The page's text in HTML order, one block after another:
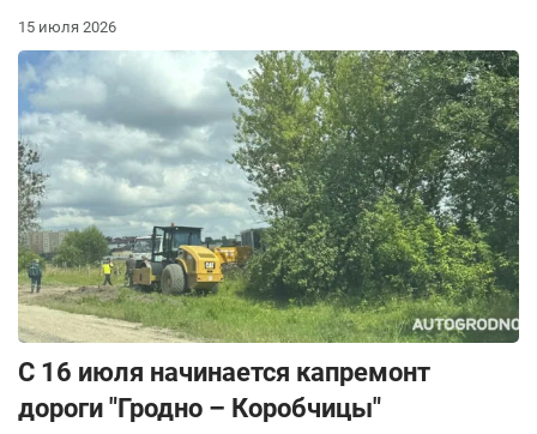
15 июля 2026
С 16 июля начинается капремонт
дороги "Гродно – Коробчицы"